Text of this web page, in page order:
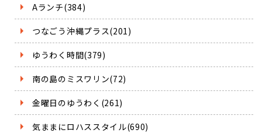
Aランチ(384)
つなごう沖縄プラス(201)
ゆうわく時間(379)
南の島のミスワリン(72)
金曜日のゆうわく(261)
気ままにロハススタイル(690)